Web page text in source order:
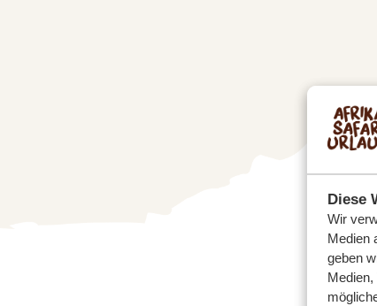
Diese
Wir
Medien
geben